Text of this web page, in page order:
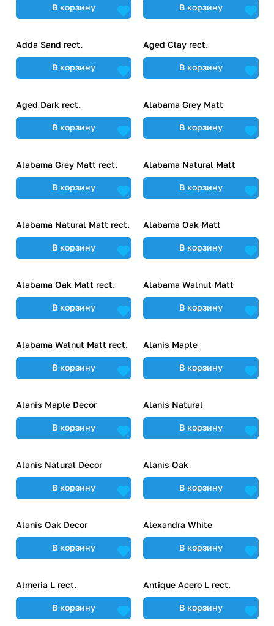
В корзину В корзину
Adda Sand rect.
В корзину
Aged Clay rect.
В корзину
Aged Dark rect.
В корзину
Alabama Grey Matt
В корзину
Alabama Grey Matt rect.
В корзину
Alabama Natural Matt
В корзину
Alabama Natural Matt rect.
В корзину
Alabama Oak Matt
В корзину
Alabama Oak Matt rect.
В корзину
Alabama Walnut Matt
В корзину
Alabama Walnut Matt rect.
В корзину
Alanis Maple
В корзину
Alanis Maple Decor
В корзину
Alanis Natural
В корзину
Alanis Natural Decor
В корзину
Alanis Oak
В корзину
Alanis Oak Decor
В корзину
Alexandra White
В корзину
Almeria L rect.
В корзину
Antique Acero L rect.
В корзину